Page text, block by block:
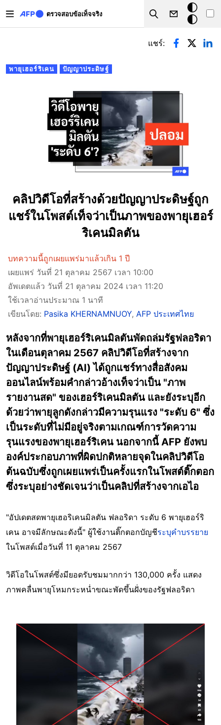
ตรวจสอบข้อเท็จจริง
Search
โหมด
มืด
Primary tabs
พายุเฮอร์ริเคน ปัญญาประดิษฐ์
แชร์:
คลิปวิดีโอที่สร้างด้วยปัญญาประดิษฐ์ถูก
แชร์ในโพสต์เท็จว่าเป็นภาพของพายุเฮอร์
ริเคนมิลตัน
บทความนี้ถูกเผยแพร่มาแล้วเกิน 1 ปี
เผยแพร่ วันที่ 21 ตุลาคม 2567 เวลา 10:00
อัพเดตแล้ว วันที่ 21 ตุลาคม 2024 เวลา 11:20
ใช้เวลาอ่านประมาณ 1 นาที
เขียนโดย: Pasika KHERNAMNUOY, AFP ประเทศไทย
หลังจากที่พายุเฮอร์ริเคนมิลตันพัดถล่มรัฐฟลอริดา
ในเดือนตุลาคม 2567 คลิปวิดีโอที่สร้างจาก
ปัญญาประดิษฐ์ (AI) ได้ถูกแชร์ทางสื่อสังคม
ออนไลน์พร้อมคำกล่าวอ้างเท็จว่าเป็น "ภาพ
รายงานสด" ของเฮอร์ริเคนมิลตัน และยังระบุอีก
ด้วยว่าพายุลูกดังกล่าวมีความรุนแรง "ระดับ 6" ซึ่ง
เป็นระดับที่ไม่มีอยู่จริงตามเกณฑ์การวัดความ
รุนแรงของพายุเฮอร์ริเคน นอกจากนี้ AFP ยังพบ
องค์ประกอบภาพที่ผิดปกติหลายจุดในคลิปวิดีโอ
ต้นฉบับซึ่งถูกเผยแพร่เป็นครั้งแรกในโพสต์ติ๊กตอก
ซึ่งระบุอย่างชัดเจนว่าเป็นคลิปที่สร้างจากเอไอ
"อัปเดตสดพายุเฮอริเคนมิลตัน ฟลอริดา ระดับ 6 พายุเฮอร์ริ
เคน อาจมีลักษณะดังนี้" ผู้ใช้งานติ๊กตอกบัญชีระบุคำบรรยาย
ในโพสต์เมื่อวันที่ 11 ตุลาคม 2567
วิดีโอในโพสต์ซึ่งมียอดรับชมมากกว่า 130,000 ครั้ง แสดง
ภาพคลื่นพายุโหมกระหน่ำขณะพัดขึ้นฝั่งของรัฐฟลอริดา
Image